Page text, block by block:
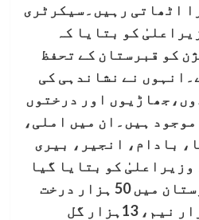
اٹھاتی رہیں۔سیکرٹری
کو بتایا کہ
کو قبرستان کے تحفظ
نے نشاندہی کی
اور درختوں
موجود ہیں۔ان میں املی،
بادام، انجیر، بیری
کو بتایا گیا
کہ محکمہ جنگلات قبرستان میں 50 ہزار درخت
لگائے گا جس میں 5ہزار نیم، 13ہزار گل